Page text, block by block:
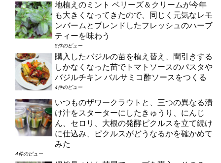
地植えのミント ベリーズ＆クリームが今年
も大きくなってきたので、同じく元気なレモ
ンバームとブレンドしたフレッシュのハーブ
ティーを味わう
5件のビュー
購入したバジルの苗を植え替え、間引きする
しかなくなった苗でトマトソースのパスタや
バジルチキン バルサミコ酢ソースをつくる
4件のビュー
いつものザワークラウトと、三つの異なる漬
け汁をスターターにしたきゅうり、にんじ
ん、セロリ、大根の発酵ピクルスを立て続け
に仕込み、ピクルスがどうなるかを確かめて
みた
4件のビュー